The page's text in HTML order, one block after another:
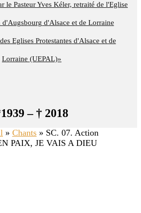
le Pasteur Yves Kéler, retraité de l'Eglise
d'Augsbourg d'Alsace et de Lorraine
Eglises Protestantes d'Alsace et de
Lorraine (UEPAL)»
– † 2018
» Chants » SC. 07. Action
PAIX, JE VAIS A DIEU